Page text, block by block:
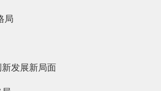
局
发展新局面